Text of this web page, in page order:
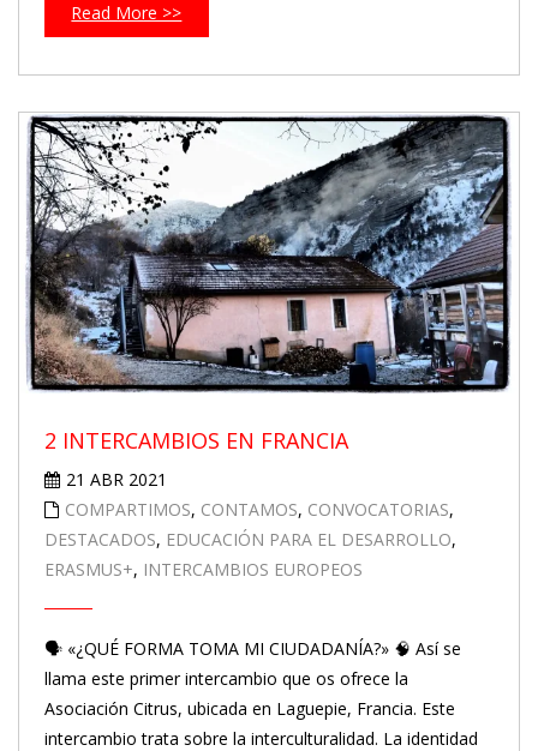
Read More >>
2 INTERCAMBIOS EN FRANCIA
21 ABR 2021
COMPARTIMOS, CONTAMOS, CONVOCATORIAS,
DESTACADOS, EDUCACIÓN PARA EL DESARROLLO,
ERASMUS+, INTERCAMBIOS EUROPEOS
🗣️ «¿QUÉ FORMA TOMA MI CIUDADANÍA?» 🧠 Así se
llama este primer intercambio que os ofrece la
Asociación Citrus, ubicada en Laguepie, Francia. Este
intercambio trata sobre la interculturalidad. La identidad